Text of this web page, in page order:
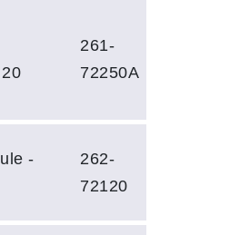
261-
72250A
-
262-
72120